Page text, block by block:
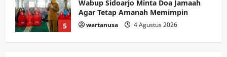
1
PANAS! Kalah Tender Proyek RSUD
Sibar Rp 9,9 M, Beranikah CV Tiga
Anugerah Utama Pertaruhkan